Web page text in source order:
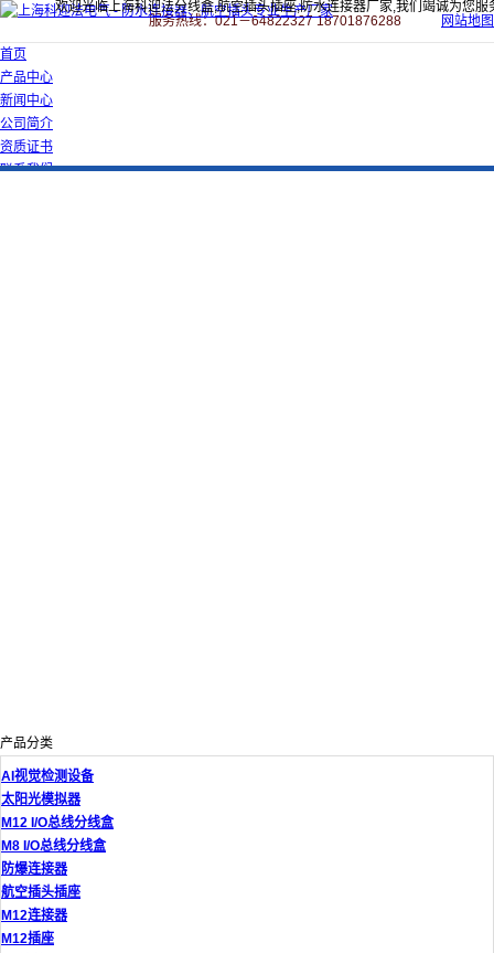
欢迎光临上海科迎法分线盒,航空插头插座,防水连接器厂家,我们竭诚为您服
服务热线：021－64822327 18701876288
网站地图
首页
产品中心
新闻中心
公司简介
资质证书
联系我们
产品分类
AI视觉检测设备
太阳光模拟器
M12 I/O总线分线盒
M8 I/O总线分线盒
防爆连接器
航空插头插座
M12连接器
M12插座